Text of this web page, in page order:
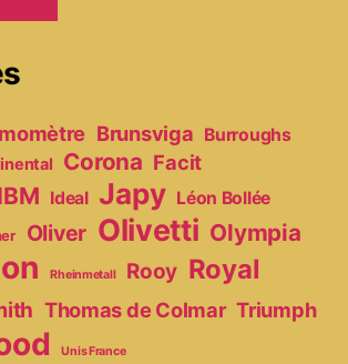
Brunsviga Burroughs
Corona Facit
Ideal Japy Léon Bollée
Oliver Olivetti Olympia
Rheinmetall Rooy Royal
Thomas de Colmar Triumph
Unis France